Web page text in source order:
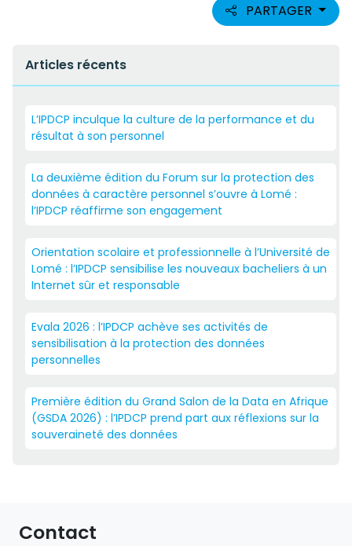
PARTAGER
Articles récents
L’IPDCP inculque la culture de la performance et du
résultat à son personnel
La deuxième édition du Forum sur la protection des
données à caractère personnel s’ouvre à Lomé :
l’IPDCP réaffirme son engagement
Orientation scolaire et professionnelle à l’Université de
Lomé : l’IPDCP sensibilise les nouveaux bacheliers à un
Internet sûr et responsable
Evala 2026 : l’IPDCP achève ses activités de
sensibilisation à la protection des données
personnelles
Première édition du Grand Salon de la Data en Afrique
(GSDA 2026) : l’IPDCP prend part aux réflexions sur la
souveraineté des données
Contact